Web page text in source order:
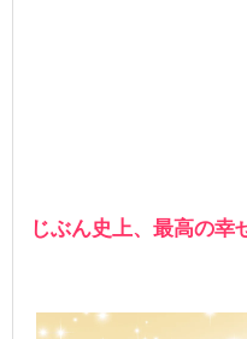
じぶん史上、最高の幸